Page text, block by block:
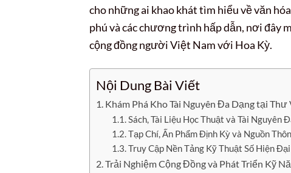
cho những ai khao khát tìm hiểu về văn
phú và các chương trình hấp dẫn, nơi đây
cộng đồng người Việt Nam với Hoa Kỳ.
Nội Dung Bài Viết
Khám Phá Kho Tài Nguyên Đa Dạng tại Thư
Sách, Tài Liệu Học Thuật và Tài Nguyên
Tạp Chí, Ấn Phẩm Định Kỳ và Nguồn
Truy Cập Nền Tảng Kỹ Thuật Số Hiện Đại
Trải Nghiệm Cộng Đồng và Phát Triển Kỹ